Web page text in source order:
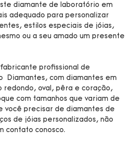
diamante de laboratório em
adequado para personalizar
estilos especiais de jóias,
ou a seu amado um presente
fabricante profissional de
Diamantes, com diamantes em
redondo, oval, pêra e coração,
com tamanhos que variam de
você precisar de diamantes de
de jóias personalizados, não
contato conosco.